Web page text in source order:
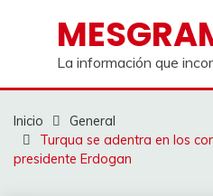
contenidoLa información que
Inicio
General
Turqua se adentra en los
presidente Erdogan